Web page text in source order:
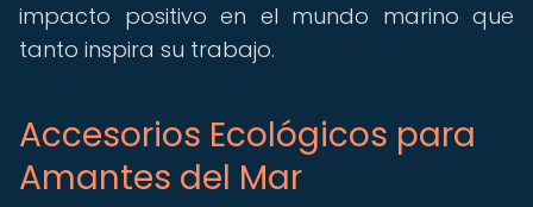
impacto positivo en el mundo marino que
tanto inspira su trabajo.
Accesorios Ecológicos para
Amantes del Mar